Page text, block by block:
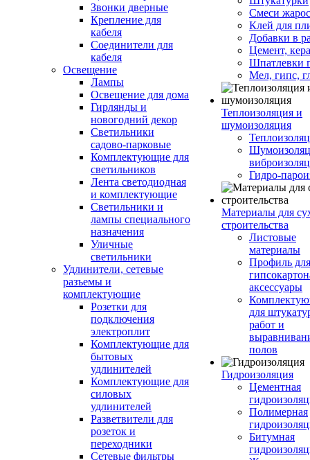
Звонки дверные
Крепление для
кабеля
Соединители для
кабеля
Освещение
Лампы
Освещение для дома
Гирлянды и
новогодний декор
Светильники
садово-парковые
Комплектующие для
светильников
Лента светодиодная
и комплектующие
Светильники и
лампы специального
назначения
Уличные
светильники
Удлинители, сетевые
разъемы и
комплектующие
Розетки для
подключения
электроплит
Комплектующие для
бытовых
удлинителей
Комплектующие для
силовых
удлинителей
Разветвители для
розеток и
переходники
Сетевые фильтры
Смеси
Клей для
Добавки в
Цемент,
Шпатлевки
Мел, гипс,
Теплоизоляция и
шумоизоляция
Гидро-
Материалы для
строительства
Листовые
материалы
Профиль для
аксессуары
для
работ и
полов
Гидроизоляция
Цементная
Полимерная
Битумная